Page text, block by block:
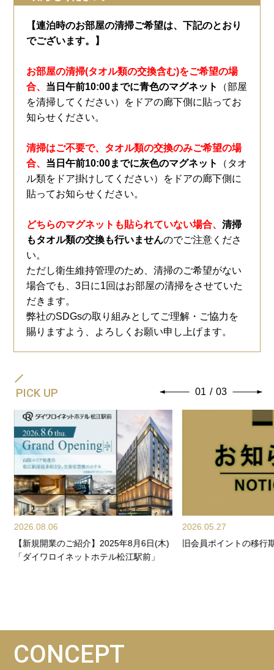
【連泊時のお部屋の清掃ご希望は、下記のとおり
でございます。】
お部屋の清掃(タオル類の交換含む)をご希望の場
合、 当日午前10:00までに青色のマグネット
（部屋
を清掃してください）をドアの廊下側に貼ってお
知らせください。
清掃はご不要で、タオル類の交換のみご希望の場
合、 当日午前10:00までに灰色のマグネット
（タオ
ル類をドア掛けしてください）をドアの廊下側に
貼ってお知らせください。
どちらのマグネットも貼られていない場合、清掃
もタオル類の交換も行いませんのでご注意くださ
い。
ただし衛生維持管理のため、清掃のご希望がない
場合でも、3日に1回はお部屋の清掃をさせていた
だきます。
弊社のSDGsの取り組みとしてご理解・ご協力を
賜りますよう、よろしくお願い申し上げます。
PICK UP
2026.08.06
【新規開業のご紹介】2025年8月6日(木)
「ダイワロイネットホテル松江駅前」
2026.05.27
旧会員ポイントの移行
01 / 03
CONCEPT